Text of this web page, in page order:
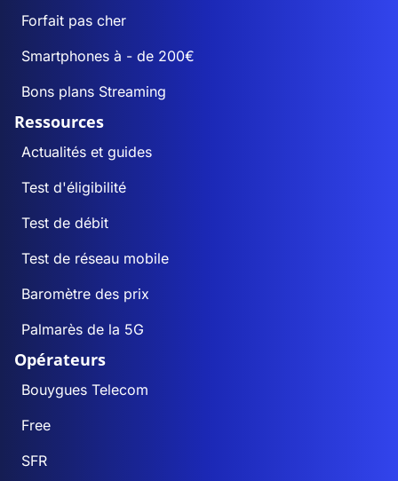
Forfait pas cher
Smartphones à - de 200€
Bons plans Streaming
Ressources
Actualités et guides
Test d'éligibilité
Test de débit
Test de réseau mobile
Baromètre des prix
Palmarès de la 5G
Opérateurs
Bouygues Telecom
Free
SFR